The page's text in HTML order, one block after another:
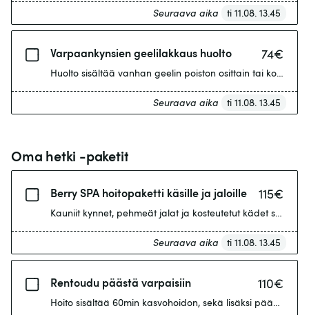
Seuraava aika ti 11.08. 13.45
Varpaankynsien geelilakkaus huolto 74€
Huolto sisältää vanhan geelin poiston osittain tai
Seuraava aika ti 11.08. 13.45
Oma hetki -paketit
Berry SPA hoitopaketti käsille ja jaloille 115€
Seuraava aika ti 11.08. 13.45
Rentoudu päästä varpaisiin 110€
Hoito sisältää 60min kasvohoidon, sekä lisäksi pää-